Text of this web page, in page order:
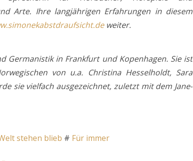
Arte. Ihre langjährigen Erfahrungen in diesem
weiter.
Germanistik in Frankfurt und Kopenhagen. Sie ist
von u.a. Christina Hesselholdt, Sara
sie vielfach ausgezeichnet, zuletzt mit dem Jane-
stehen blieb # Für immer